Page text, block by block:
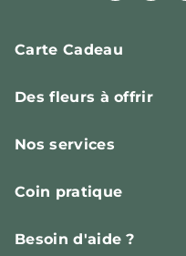
Carte Cadeau
Des fleurs à offrir
Nos services
Coin pratique
Besoin d'aide ?